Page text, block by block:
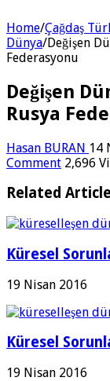
Home/Çağdaş
Dünya/Değişen
Federasyonu
Değişen
Rusya
Hasan BURAN 14
Comment 2,696
Related
Küresel
19 Nisan 2016
Küresel
19 Nisan 2016